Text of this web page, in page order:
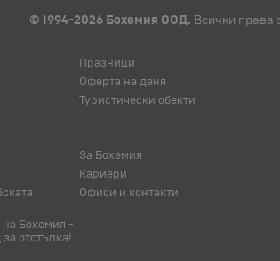
© 1994-2026 Бохемия ООД. Всички права
Празници
Оферта на деня
Туристически обекти
Бохемия -
отстъпка!
За Бохемия
Кариери
Офиси и контакти